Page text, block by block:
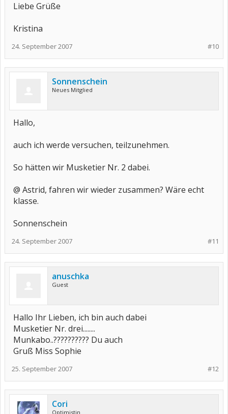
Liebe Grüße
Kristina
#10
24. September 2007
Sonnenschein
Neues Mitglied
Hallo,
auch ich werde versuchen, teilzunehmen.
So hätten wir Musketier Nr. 2 dabei.
@ Astrid, fahren wir wieder zusammen? Wäre echt
klasse.
Sonnenschein
#11
24. September 2007
anuschka
Guest
Hallo Ihr Lieben, ich bin auch dabei
Musketier Nr. drei........
Munkabo..?????????? Du auch
Gruß Miss Sophie
#12
25. September 2007
Cori
Optimistin